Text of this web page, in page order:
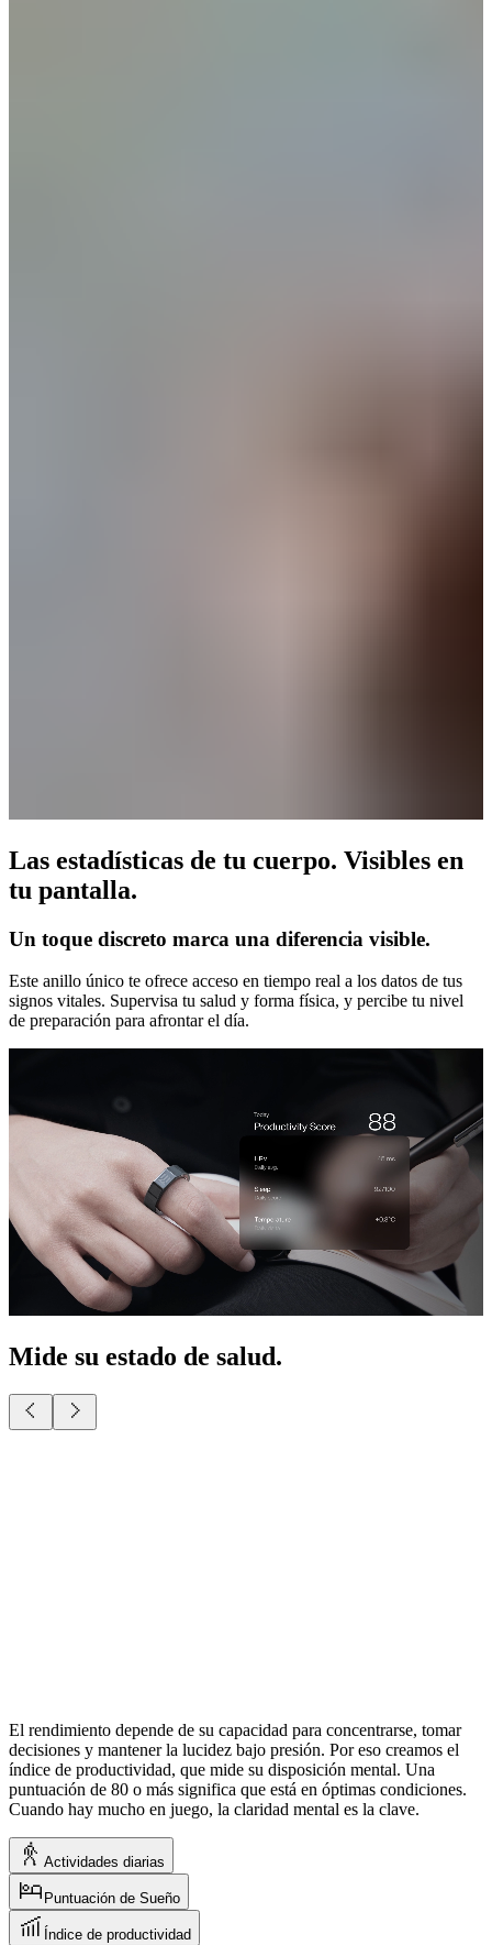
Las estadísticas de tu cuerpo. Visibles en
tu pantalla.
Un toque discreto marca una diferencia visible.
Este anillo único te ofrece acceso en tiempo real a los datos de tus
signos vitales. Supervisa tu salud y forma física, y percibe tu nivel
de preparación para afrontar el día.
Mide su estado de salud.
El rendimiento depende de su capacidad para concentrarse, tomar
decisiones y mantener la lucidez bajo presión. Por eso creamos el
índice de productividad, que mide su disposición mental. Una
puntuación de 80 o más significa que está en óptimas condiciones.
Cuando hay mucho en juego, la claridad mental es la clave.
Actividades diarias
Puntuación de Sueño
Índice de productividad